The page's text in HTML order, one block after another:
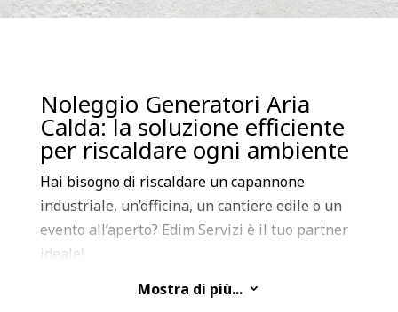
Noleggio Generatori Aria
Calda: la soluzione efficiente
per riscaldare ogni ambiente
Hai bisogno di riscaldare un capannone
industriale, un’officina, un cantiere edile o un
evento all’aperto? Edim Servizi è il tuo partner
ideale!
Offriamo il noleggio di una vasta gamma di
Mostra di più... 3